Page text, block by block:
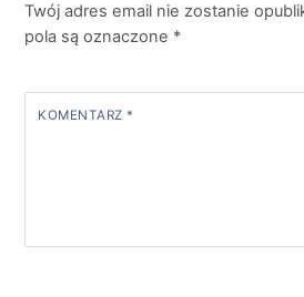
Twój adres email nie zostanie
pola są oznaczone *
KOMENTARZ *